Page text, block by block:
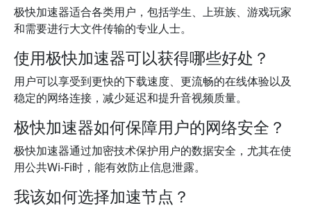
极快加速器适合各类用户，包括学生、上班族、游戏玩家
和需要进行大文件传输的专业人士。
使用极快加速器可以获得哪些好处？
用户可以享受到更快的下载速度、更流畅的在线体验以及
稳定的网络连接，减少延迟和提升音视频质量。
极快加速器如何保障用户的网络安全？
极快加速器通过加密技术保护用户的数据安全，尤其在使
用公共Wi-Fi时，能有效防止信息泄露。
我该如何选择加速节点？